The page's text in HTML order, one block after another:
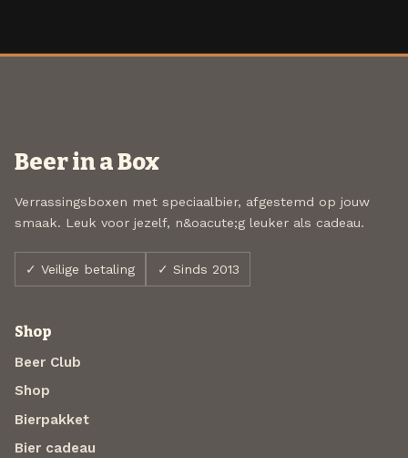
Beer in a Box
Verrassingsboxen met speciaalbier, afgestemd op jouw
smaak. Leuk voor jezelf, n&oacute;g leuker als cadeau.
✓ Veilige betaling ✓ Sinds 2013
Shop
Beer Club
Shop
Bierpakket
Bier cadeau